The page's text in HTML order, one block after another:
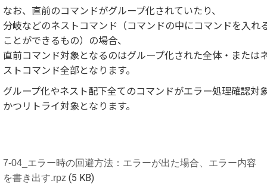
なお、直前のコマンドがグループ化されていたり、
分岐などのネストコマンド（コマンドの中にコマンドを入れ
ことができるもの）の場合、
直前コマンド対象となるのはグループ化された全体・または
ストコマンド全部となります。
グループ化やネスト配下全てのコマンドがエラー処理確認対
かつリトライ対象となります。
7-04_エラー時の回避方法：エラーが出た場合、エラー内容
を書き出す.rpz (5 KB)